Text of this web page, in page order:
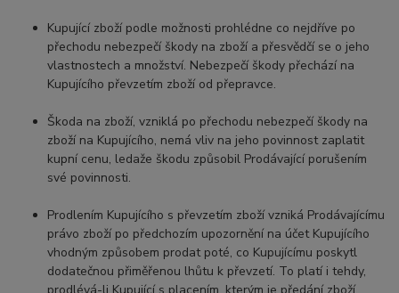
Kupující zboží podle možnosti prohlédne co nejdříve po
přechodu nebezpečí škody na zboží a přesvědčí se o jeho
vlastnostech a množství. Nebezpečí škody přechází na
Kupujícího převzetím zboží od přepravce.
Škoda na zboží, vzniklá po přechodu nebezpečí škody na
zboží na Kupujícího, nemá vliv na jeho povinnost zaplatit
kupní cenu, ledaže škodu způsobil Prodávající porušením
své povinnosti.
Prodlením Kupujícího s převzetím zboží vzniká Prodávajícímu
právo zboží po předchozím upozornění na účet Kupujícího
vhodným způsobem prodat poté, co Kupujícímu poskytl
dodatečnou přiměřenou lhůtu k převzetí. To platí i tehdy,